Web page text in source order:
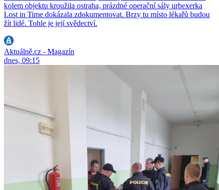
kolem objektu kroužila ostraha, prázdné operační sály urbexerka
Lost in Time dokázala zdokumentovat. Brzy tu místo lékařů budou
žít lidé. Tohle je její svědectví.
Aktuálně.cz - Magazín
dnes, 09:15